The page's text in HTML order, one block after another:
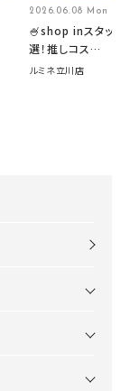
2026.06.08 Mon
🍧shop inスタッフ
選！推しコス
summer2026開催
ルミネ立川店